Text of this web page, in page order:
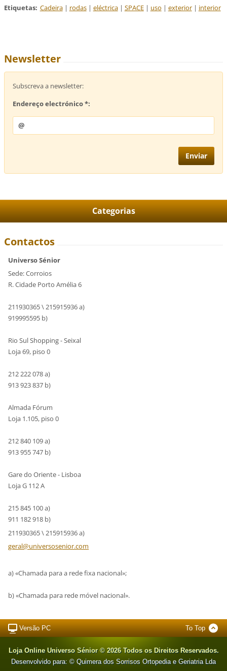
Etiquetas: Cadeira | rodas | eléctrica | SPACE | uso | exterior | interior
Newsletter
Subscreva a newsletter:
Endereço electrónico *:
Categorias
Contactos
Universo Sénior
Sede: Corroios
R. Cidade Porto Amélia 6
211930365 \ 215915936 a)
919995595 b)
Rio Sul Shopping - Seixal
Loja 69, piso 0
212 222 078 a)
913 923 837 b)
Almada Fórum
Loja 1.105, piso 0
212 840 109 a)
913 955 747 b)
Gare do Oriente - Lisboa
Loja G 112 A
215 845 100 a)
911 182 918 b)
211930365 \ 215915936 a)
geral@universosenior.com
a) «Chamada para a rede fixa nacional»;
b) «Chamada para rede móvel nacional».
Versão PC To Top
Loja Online Universo Sénior © 2026 Todos os Direitos Reservados.
Desenvolvido para: © Quimera dos Sorrisos Ortopedia e Geriatria Lda